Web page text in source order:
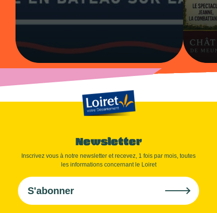
Newsletter
Inscrivez vous à notre newsletter et recevez, 1 fois par mois, toutes
les informations concernant le Loiret
S'abonner